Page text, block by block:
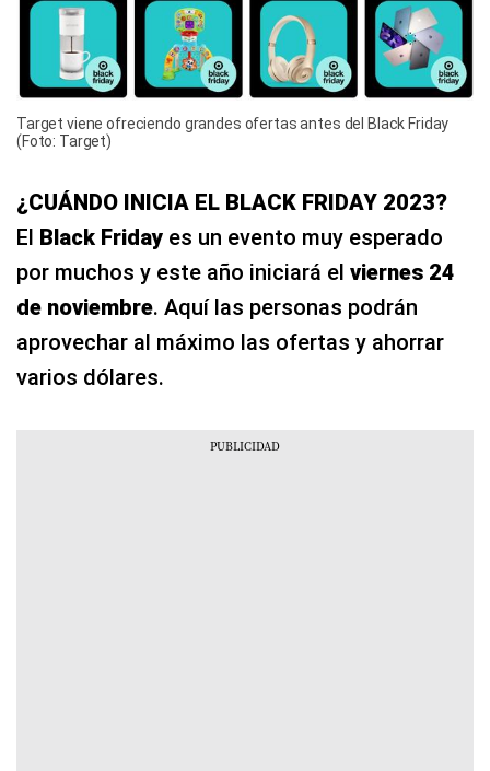
Target viene ofreciendo grandes ofertas antes del Black Friday
(Foto: Target)
¿CUÁNDO INICIA EL BLACK FRIDAY 2023?
El Black Friday es un evento muy esperado
por muchos y este año iniciará el viernes 24
de noviembre. Aquí las personas podrán
aprovechar al máximo las ofertas y ahorrar
varios dólares.